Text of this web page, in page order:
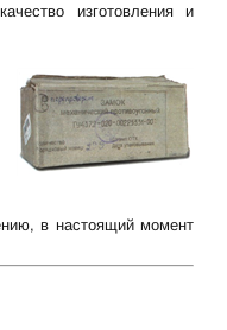
изготовления и
в настоящий момент